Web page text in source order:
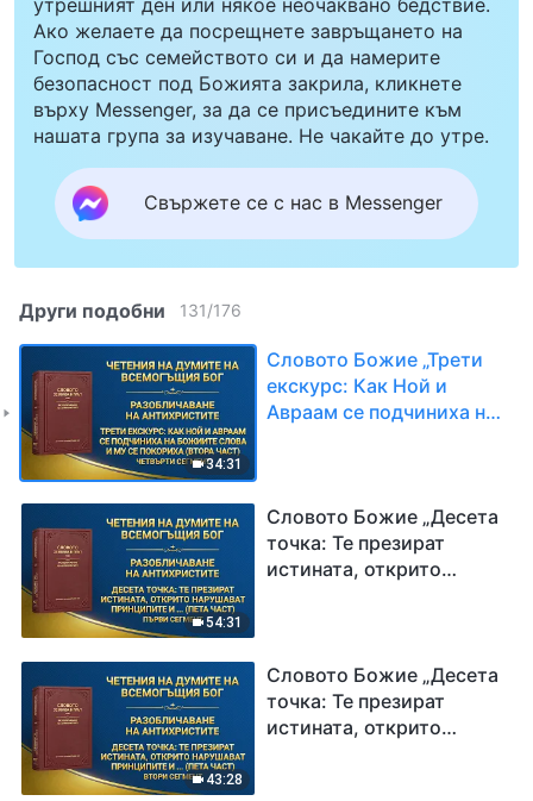
Ако желаете да посрещнете завръщането на
Господ със семейството си и да намерите
безопасност под Божията закрила, кликнете
върху Messenger, за да се присъедините към
нашата група за изучаване. Не чакайте до утре.
Свържете се с нас в Messenger
Други подобни 131/176
34:31
Словото Божие „Трети
екскурс: Как Ной и
Авраам се подчиниха на
54:31
Словото Божие „Десета
точка: Те презират
истината, открито
дом (пета част)“ Първи
сегмент
43:28
Словото Божие „Десета
точка: Те презират
истината, открито